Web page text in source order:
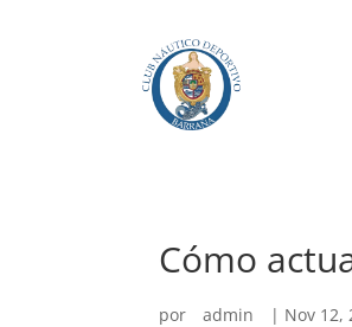
Cómo
por admin | Nov 12,